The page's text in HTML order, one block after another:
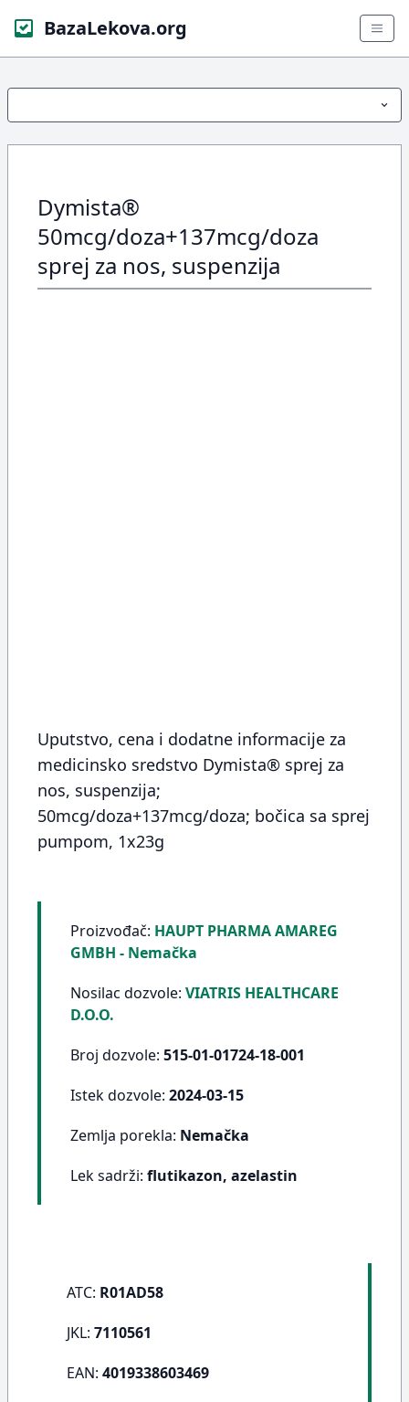
BazaLekova.org
Dymista®
50mcg/doza+137mcg/doza
sprej za nos, suspenzija
Uputstvo, cena i dodatne informacije za
medicinsko sredstvo Dymista® sprej za
nos, suspenzija;
50mcg/doza+137mcg/doza; bočica sa sprej
pumpom, 1x23g
Proizvođač: HAUPT PHARMA AMAREG
GMBH - Nemačka
Nosilac dozvole: VIATRIS HEALTHCARE
D.O.O.
Broj dozvole: 515-01-01724-18-001
Istek dozvole: 2024-03-15
Zemlja porekla: Nemačka
Lek sadrži: flutikazon, azelastin
ATC: R01AD58
JKL: 7110561
EAN: 4019338603469